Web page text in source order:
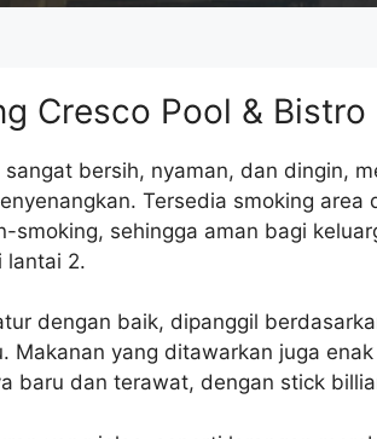
Cresco Pool & Bistro
sangat bersih, nyaman, dan dingin,
Tersedia smoking
smoking, sehingga aman bagi
lantai 2.
dengan baik, dipanggil
Makanan yang ditawarkan juga
baru dan terawat, dengan stick